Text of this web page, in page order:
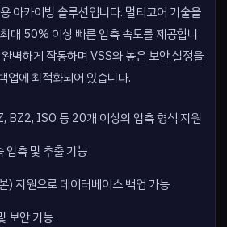
아카이빙 솔루션입니다. 멀티코어 기술을
대 50% 이상 빠른 압축 속도를 제공합니
벽하게 작동하며 VSS와 높은 보안 설정을
업에 최적화되어 있습니다.
BZ2, ISO 등 20개 이상의 압축 형식 지원
압축 및 추출 기능
) 지원으로 데이터베이스 백업 가능
보안 기능